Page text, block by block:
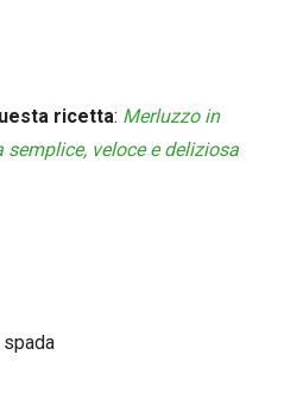
ricetta: Merluzzo in
veloce e deliziosa